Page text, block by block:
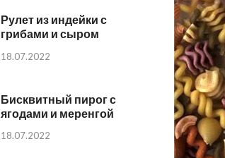
Рулет из индейки с
грибами и сыром
18.07.2022
Бисквитный пирог с
ягодами и меренгой
18.07.2022